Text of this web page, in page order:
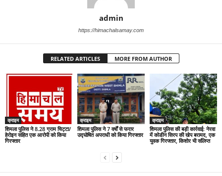
admin
https://himachalsamay.com
RELATED ARTICLES MORE FROM AUTHOR
क्राइम
शिमला पुलिस ने 8.28 ग्राम चिट्टा/
हेरोइन सहित एक आरोपी को किया
गिरफ्तार
क्राइम
शिमला पुलिस ने 7 वर्षों से फरार
उद्घोषित अपराधी को किया गिरफ्तार
क्राइम
शिमला पुलिस की बड़ी कार्रवाई: नेरवा
में कोडीन सिरप की खेप बरामद, एक
युवक गिरफ्तार, किशोर भी संलिप्त